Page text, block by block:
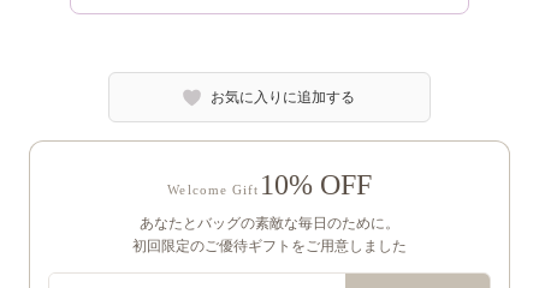
お気に入りに追加する
Welcome Gift 10% OFF
あなたとバッグの素敵な毎日のために。
初回限定のご優待ギフトをご用意しました